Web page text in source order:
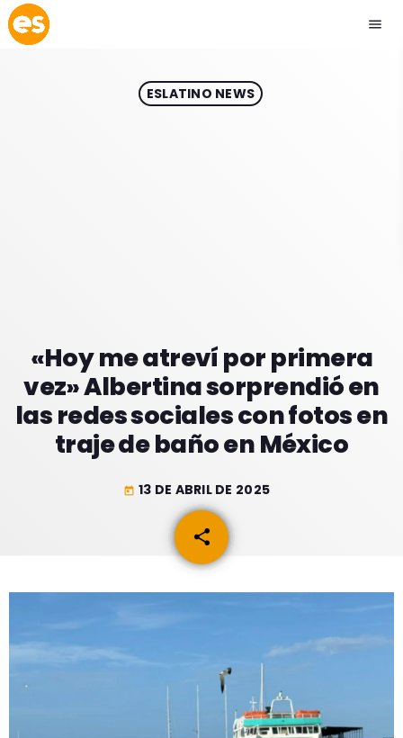
menu
ESPECTÁCULOS
GEEKERS
MÚSICA
PROGRAMACIÓN
RADIO SPLENDID
ESLATINO NEWS
«Hoy me atreví por primera
vez» Albertina sorprendió en
las redes sociales con fotos en
traje de baño en México
today 13 DE ABRIL DE 2025
share
email